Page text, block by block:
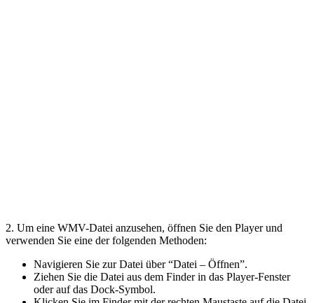
2. Um eine WMV-Datei anzusehen, öffnen Sie den Player und
verwenden Sie eine der folgenden Methoden:
Navigieren Sie zur Datei über “Datei – Öffnen”.
Ziehen Sie die Datei aus dem Finder in das Player-Fenster
oder auf das Dock-Symbol.